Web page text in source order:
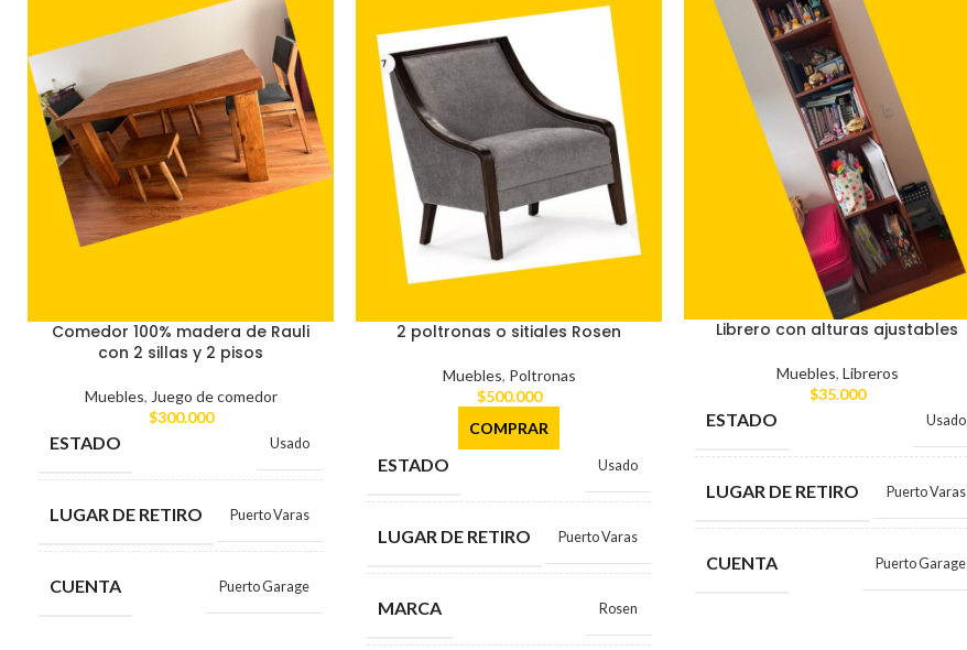
Comedor 100% madera de Rauli
con 2 sillas y 2 pisos
Muebles, Juego de comedor
$300.000
ESTADO Usado
LUGAR DE RETIRO Puerto Varas
CUENTA Puerto Garage
2 poltronas o sitiales Rosen
Muebles, Poltronas
$500.000
COMPRAR
ESTADO Usado
LUGAR DE RETIRO Puerto Varas
MARCA Rosen
Librero con alturas ajustables
Muebles, Libreros
$35.000
ESTADO Usado
LUGAR DE RETIRO Puerto Varas
CUENTA Puerto Garage